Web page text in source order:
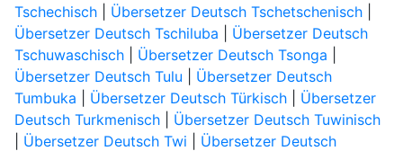
Tschechisch| Übersetzer Deutsch Tschetschenisch|
Übersetzer Deutsch Tschiluba
Übersetzer Deutsch
Tschuwaschisch| Übersetzer Deutsch Tsonga
Übersetzer Deutsch Tulu
Übersetzer Deutsch
Tumbuka
Übersetzer Deutsch Türkisch| Übersetzer
Deutsch Turkmenisch| Übersetzer Deutsch Tuwinisch
Übersetzer Deutsch Twi
Übersetzer Deutsch